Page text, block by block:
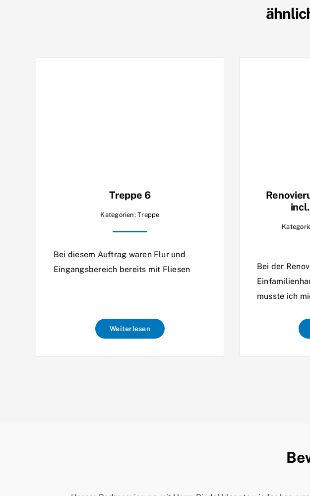
Treppe 6
Kategorien:Treppe
Bei diesem Auftrag waren Flur und
Eingangsbereich bereits mit Fliesen
Weiterlesen
Bei der
musste ich